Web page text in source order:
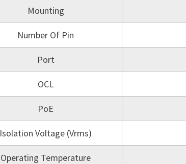
Mounting
Number Of Pin
Port
OCL
PoE
Isolation Voltage (Vrms)
Operating Temperature